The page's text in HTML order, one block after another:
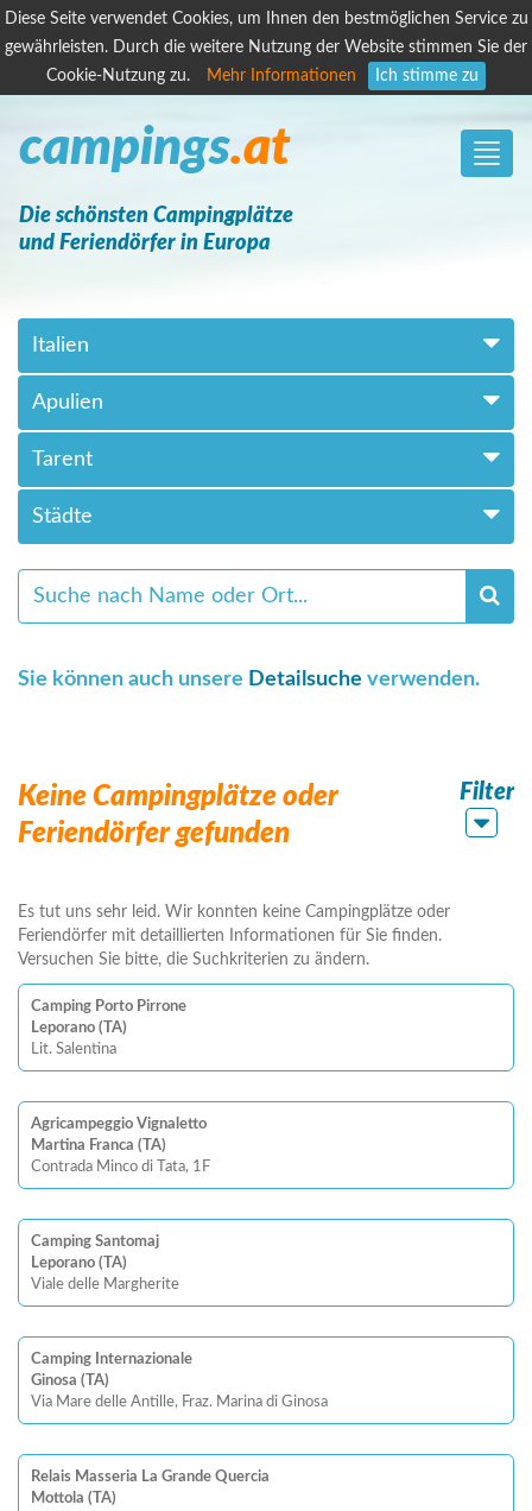
Diese Seite verwendet Cookies, um Ihnen den bestmöglichen Service zu
gewährleisten. Durch die weitere Nutzung der Website stimmen Sie der
Cookie-Nutzung zu.
Mehr Informationen Ich stimme zu
Toggle
campings.at
Die schönsten Campingplätze
und Feriendörfer in Europa
Italien
Apulien
Tarent
Städte
Sie können auch unsere Detailsuche verwenden.
Keine Campingplätze oder
Feriendörfer gefunden
Filter
Es tut uns sehr leid. Wir konnten keine Campingplätze oder
Feriendörfer mit detaillierten Informationen für Sie finden.
Versuchen Sie bitte, die Suchkriterien zu ändern.
Camping Porto Pirrone
Leporano (TA)
Lit. Salentina
Agricampeggio Vignaletto
Martina Franca (TA)
Contrada Minco di Tata, 1F
Camping Santomaj
Leporano (TA)
Viale delle Margherite
Camping Internazionale
Ginosa (TA)
Via Mare delle Antille, Fraz. Marina di Ginosa
Relais Masseria La Grande Quercia
Mottola (TA)